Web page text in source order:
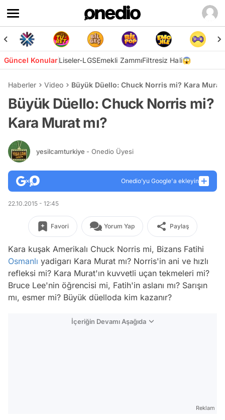
Güncel KonularLiseler-LGSEmekli ZammıFiltresiz Hali😱
Haberler Video Büyük Düello: Chuck Norris mi? Kara Murat
Büyük Düello: Chuck Norris mi?
Kara Murat mı?
yesilcamturkiye - Onedio Üyesi
Onedio’yu Google'a ekleyin
22.10.2015 - 12:45
Favori Yorum Yap Paylaş
Kara kuşak Amerikalı Chuck Norris mi, Bizans Fatihi
Osmanlı yadigarı Kara Murat mı? Norris'in ani ve hızlı
refleksi mi? Kara Murat'ın kuvvetli uçan tekmeleri mi?
Bruce Lee'nin öğrencisi mi, Fatih'in aslanı mı? Sarışın
mı, esmer mi? Büyük düelloda kim kazanır?
İçeriğin Devamı Aşağıda
Reklam